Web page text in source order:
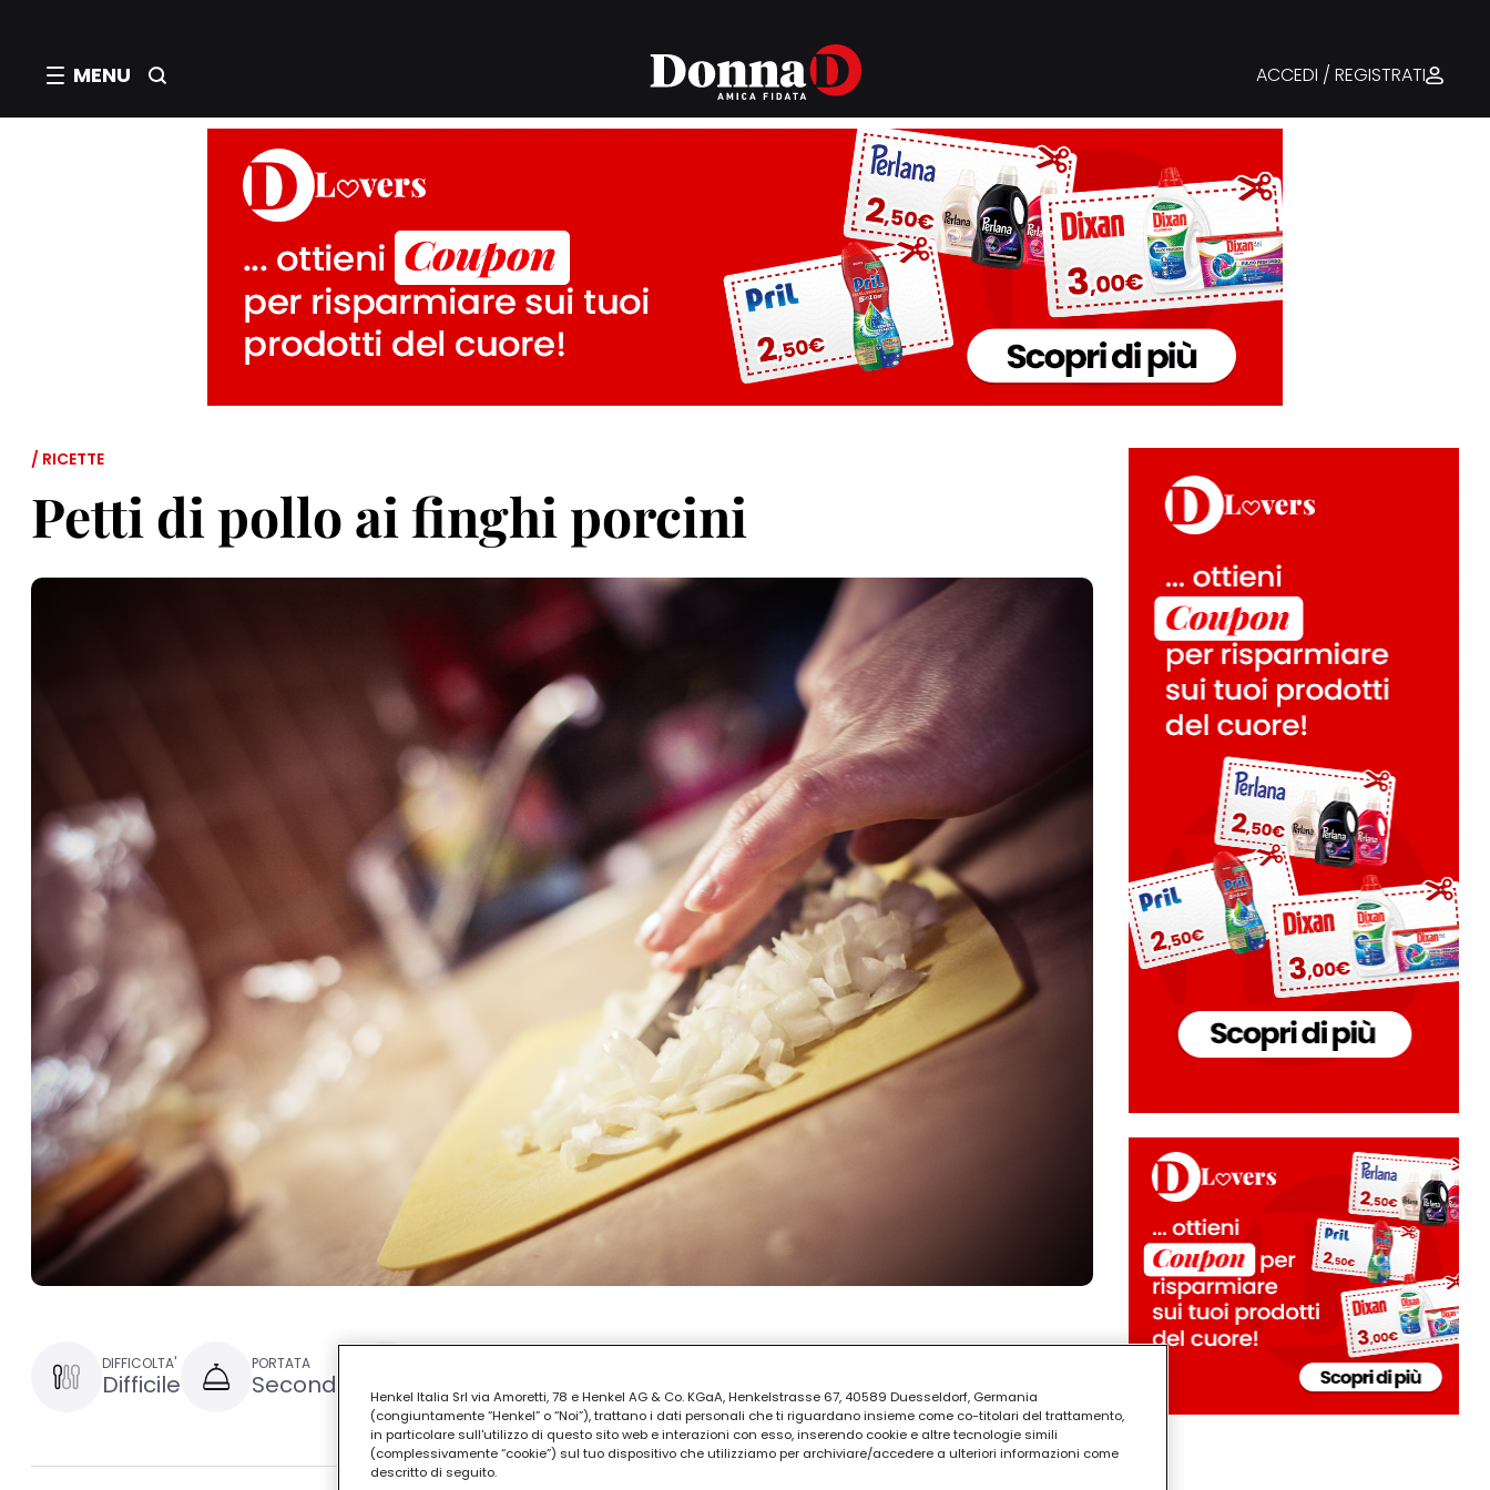
MENU ACCEDI / REGISTRATI
/ RICETTE
Petti di pollo ai finghi porcini
DIFFICOLTA'
Difficile
PORTATA
Secondo 1 ora e 30
Henkel Italia Srl via Amoretti, 78 e Henkel AG & Co. KGaA, Henkelstrasse 67, 40589 Duesseldorf, Germania
(congiuntamente “Henkel” o “Noi”), trattano i dati personali che ti riguardano insieme come co-titolari del trattamento,
in particolare sull'utilizzo di questo sito web e interazioni con esso, inserendo cookie e altre tecnologie simili
(complessivamente “cookie”) sul tuo dispositivo che utilizziamo per archiviare/accedere a ulteriori informazioni come
descritto di seguito.